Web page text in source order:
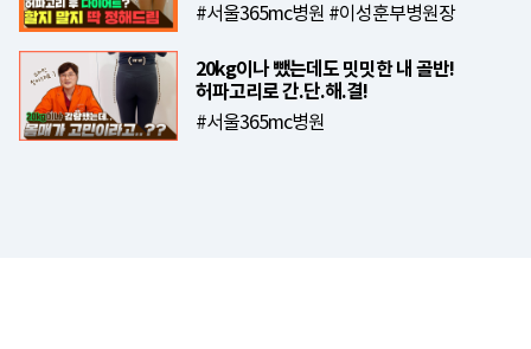
#서울365mc병원 #이성훈부병원장
20kg이나 뺐는데도 밋밋한 내 골반!
허파고리로 간.단.해.결!
#서울365mc병원